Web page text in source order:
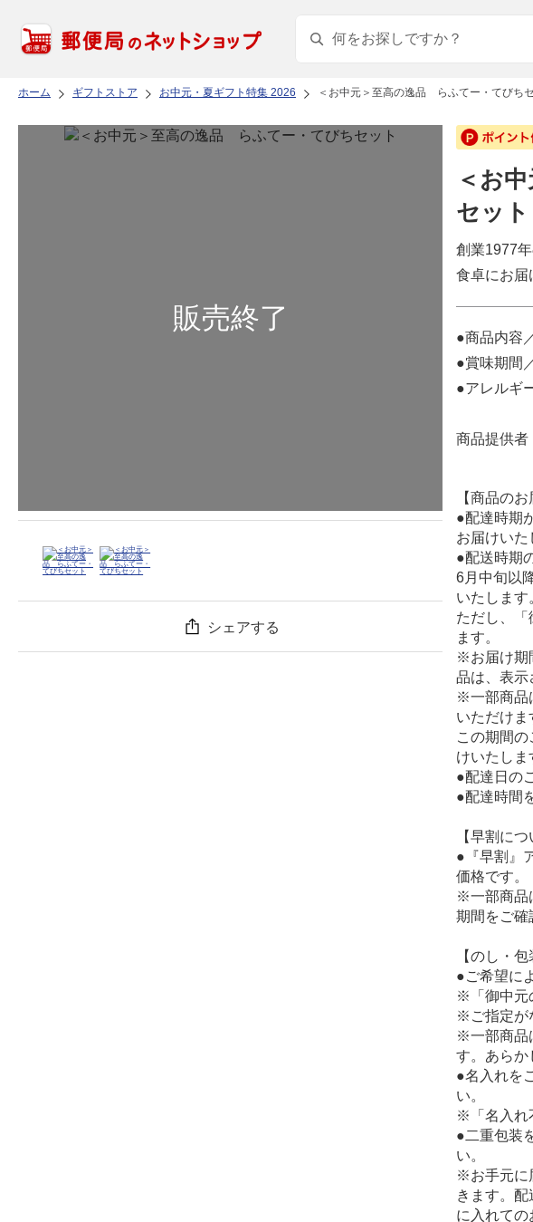
ホーム ギフトストア お中元・夏ギフト特集 2026 ＜お中元＞至高の逸品 らふてー・てびち
シェアする
＜お
セット
創業1977
食卓にお届
●商品内容
●賞味期間
●アレルギ
商品提供
【商品の
●配達時期
お届けいた
●配送時期
6月中旬以
いたします
ただし、「
ます。
※お届け期
品は、表示
※一部商品
いただけま
この期間
けいたしま
●配達日の
●配達時間
【早割につ
●『早割』
価格です。
※一部商品
期間をご確
【のし・
●ご希望に
※「御中元
※ご指定が
※一部商品
す。あらか
●名入れを
い。
※「名入れ
●二重包装
い。
※お手元に
きます。
に入れての